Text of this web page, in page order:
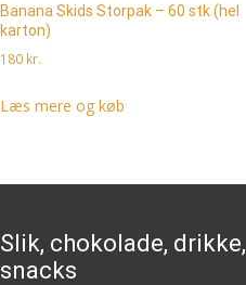
Banana Skids Storpak – 60 stk (hel
karton)
180 kr.
Læs mere og køb
Slik, chokolade, drikke,
snacks